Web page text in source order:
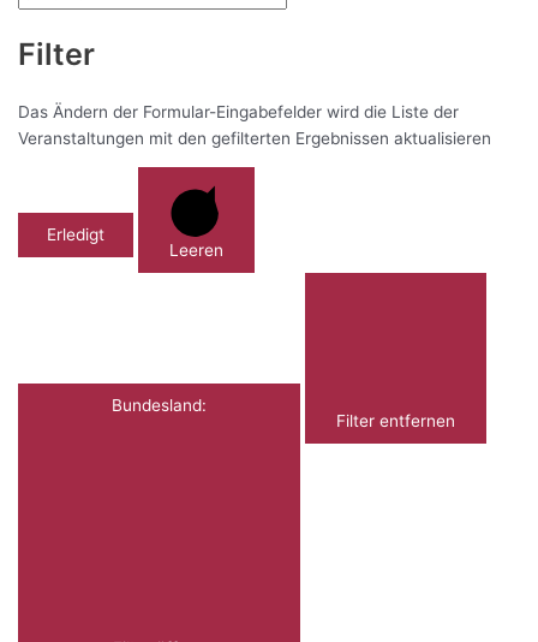
Filter
Das Ändern der Formular-Eingabefelder wird die Liste der
Veranstaltungen mit den gefilterten Ergebnissen aktualisieren
Erledigt
Leeren
Bundesland:
Filter entfernen